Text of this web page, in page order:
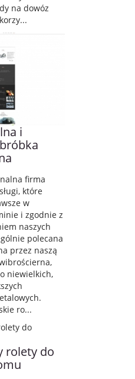
na dowóz
i
firma
które
w
i zgodnie z
naszych
polecana
przez naszą
niewielkich,
ro...
rolety do